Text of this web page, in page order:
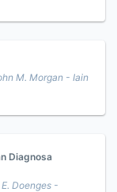
M. Morgan - Iain
Diagnosa
Doenges -